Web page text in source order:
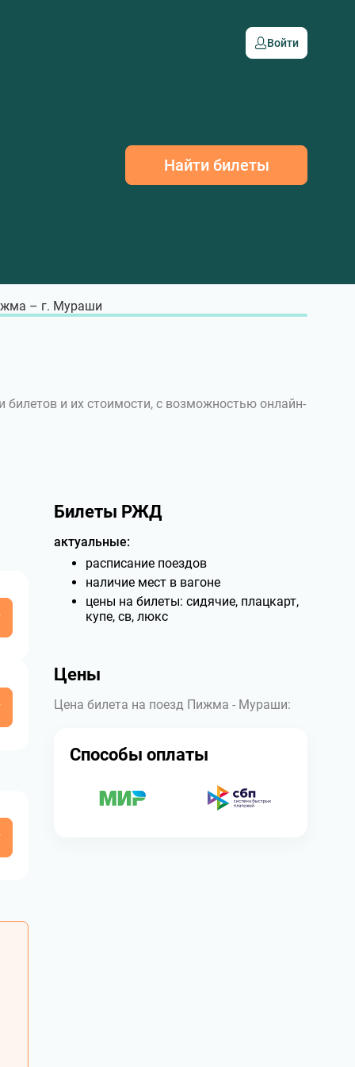
Войти
Найти билеты
– г. Мураши
билетов и их стоимости, с возможностью онлайн-
Билеты РЖД
актуальные:
расписание поездов
наличие мест в вагоне
цены на билеты: сидячие, плацкарт,
купе, св, люкс
Цены
Цена билета на поезд Пижма - Мураши:
Способы оплаты